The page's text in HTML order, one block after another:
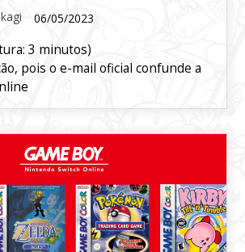
06/05/2023
3 minutos)
pois o e-mail oficial confunde a